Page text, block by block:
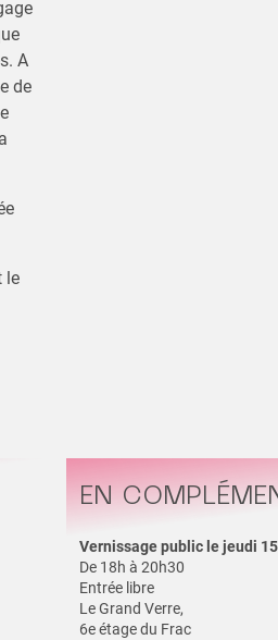
A
de
le
EN
Vernissage public le jeudi
De 18h à 20h30
Entrée libre
Le Grand Verre,
6e étage du Frac